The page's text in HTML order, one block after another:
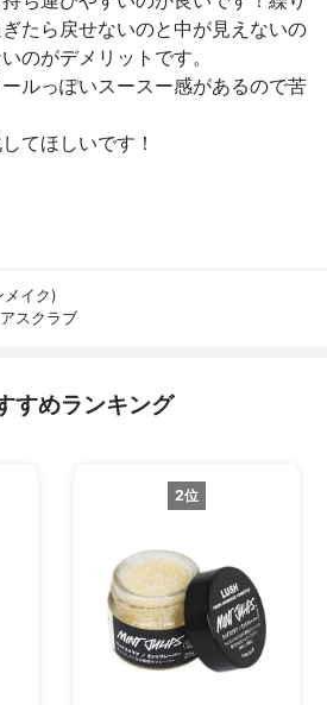
たら戻せないのと中が見えないの
のがデメリットです。
ルっぽいスースー感があるので苦
てほしいです！
メイク)
スクラブ
すめランキング
2位